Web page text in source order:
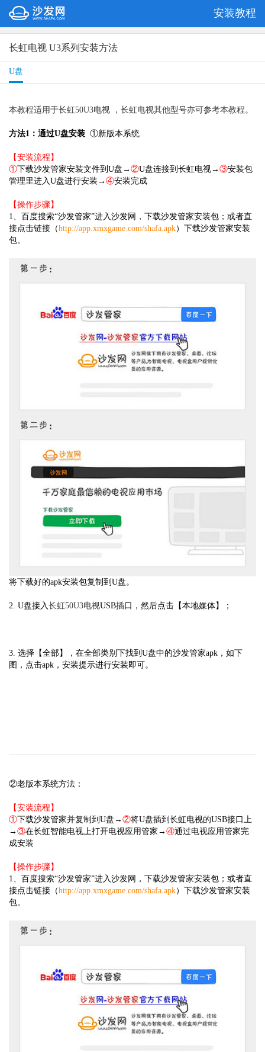
安装教程
长虹电视 U3系列安装方法
U盘
本教程适用于长虹50U3电视 ，长虹电视其他型号亦可参考本教程。
方法1：通过U盘安装 ①新版本系统
【安装流程】
①下载沙发管家安装文件到U盘→ ②U盘连接到长虹电视→ ③安装包
管理里进入U盘进行安装→ ④安装完成
【操作步骤】
1、百度搜索“沙发管家”进入沙发网，下载沙发管家安装包；或者直
接点击链接（http://app.xmxgame.com/shafa.apk）下载沙发管家安装
包。
将下载好的apk安装包复制到U盘。
2. U盘接入长虹50U3电视USB插口，然后点击【本地媒体】；
3. 选择【全部】，在全部类别下找到U盘中的沙发管家apk，如下
图，点击apk，安装提示进行安装即可。
②老版本系统方法：
【安装流程】
①下载沙发管家并复制到U盘→ ②将U盘插到长虹电视的USB接口上
→ ③在长虹智能电视上打开电视应用管家→ ④通过电视应用管家完
成安装
【操作步骤】
1、百度搜索“沙发管家”进入沙发网，下载沙发管家安装包；或者直
接点击链接（http://app.xmxgame.com/shafa.apk）下载沙发管家安装
包。